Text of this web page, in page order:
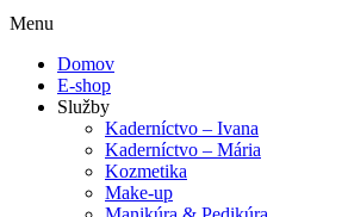
Menu
Domov
E-shop
Služby
Kaderníctvo – Ivana
Kaderníctvo – Mária
Kozmetika
Make-up